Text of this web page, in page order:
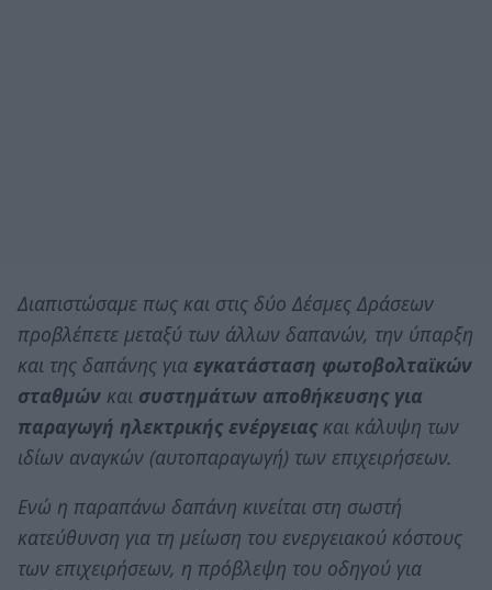
Διαπιστώσαμε πως και στις δύο Δέσμες Δράσεων
προβλέπετε μεταξύ των άλλων δαπανών, την ύπαρξη
και της δαπάνης για εγκατάσταση φωτοβολταϊκών
σταθμών και συστημάτων αποθήκευσης για
παραγωγή ηλεκτρικής ενέργειας και κάλυψη των
ιδίων αναγκών (αυτοπαραγωγή) των επιχειρήσεων.
Ενώ η παραπάνω δαπάνη κινείται στη σωστή
κατεύθυνση για τη μείωση του ενεργειακού κόστους
των επιχειρήσεων, η πρόβλεψη του οδηγού για